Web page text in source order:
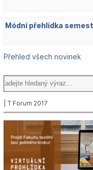
Módní přehlídka
Přehled všech novinek
| T Forum 2017